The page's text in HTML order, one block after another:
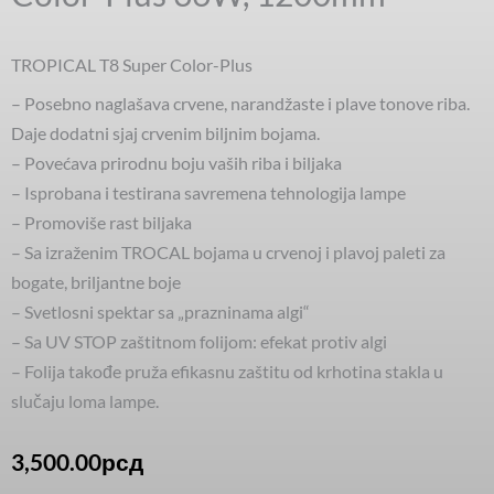
TROPICAL T8 Super Color-Plus
– Posebno naglašava crvene, narandžaste i plave tonove riba.
Daje dodatni sjaj crvenim biljnim bojama.
– Povećava prirodnu boju vaših riba i biljaka
– Isprobana i testirana savremena tehnologija lampe
– Promoviše rast biljaka
– Sa izraženim TROCAL bojama u crvenoj i plavoj paleti za
bogate, briljantne boje
– Svetlosni spektar sa „prazninama algi“
– Sa UV STOP zaštitnom folijom: efekat protiv algi
– Folija takođe pruža efikasnu zaštitu od krhotina stakla u
slučaju loma lampe.
3,500.00рсд